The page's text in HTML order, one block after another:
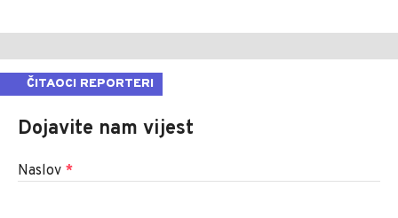
ČITAOCI REPORTERI
Dojavite nam vijest
Naslov *